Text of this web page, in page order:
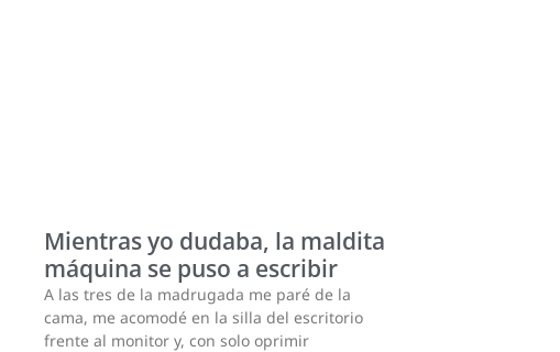
Mientras yo dudaba, la maldita
máquina se puso a escribir
A las tres de la madrugada me paré de la
cama, me acomodé en la silla del escritorio
frente al monitor y, con solo oprimir